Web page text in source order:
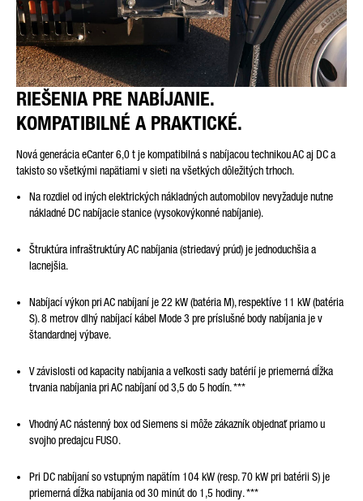
RIEŠENIA PRE NABÍJANIE.
KOMPATIBILNÉ A PRAKTICKÉ.
Nová generácia eCanter 6,0 t je kompatibilná s nabíjacou technikou AC aj DC a
takisto so všetkými napätiami v sieti na všetkých dôležitých trhoch.
Na rozdiel od iných elektrických nákladných automobilov nevyžaduje nutne
nákladné DC nabíjacie stanice (vysokovýkonné nabíjanie).
Štruktúra infraštruktúry AC nabíjania (striedavý prúd) je jednoduchšia a
lacnejšia.
Nabíjací výkon pri AC nabíjaní je 22 kW (batéria M), respektíve 11 kW (batéria
S). 8 metrov dlhý nabíjací kábel Mode 3 pre príslušné body nabíjania je v
štandardnej výbave.
V závislosti od kapacity nabíjania a veľkosti sady batérií je priemerná dĺžka
trvania nabíjania pri AC nabíjaní od 3,5 do 5 hodín.***
Vhodný AC nástenný box od Siemens si môže zákazník objednať priamo u
svojho predajcu FUSO.
Pri DC nabíjaní so vstupným napätím 104 kW (resp. 70 kW pri batérii S) je
priemerná dĺžka nabíjania od 30 minút do 1,5 hodiny.***